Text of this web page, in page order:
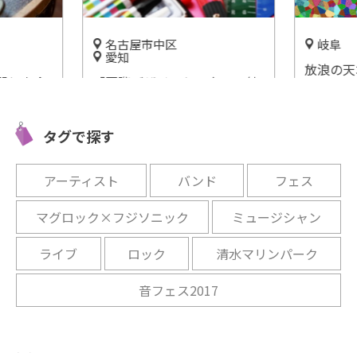
と出会
名古屋市中区
愛知
「国際デザインセンター」魅
開催中
岐阜
放浪の
タグで探す
アーティスト バンド
フェス
マグロック×フジソニック
ミュージシャン
ライブ
ロック
清水マリンパーク
音フェス2017